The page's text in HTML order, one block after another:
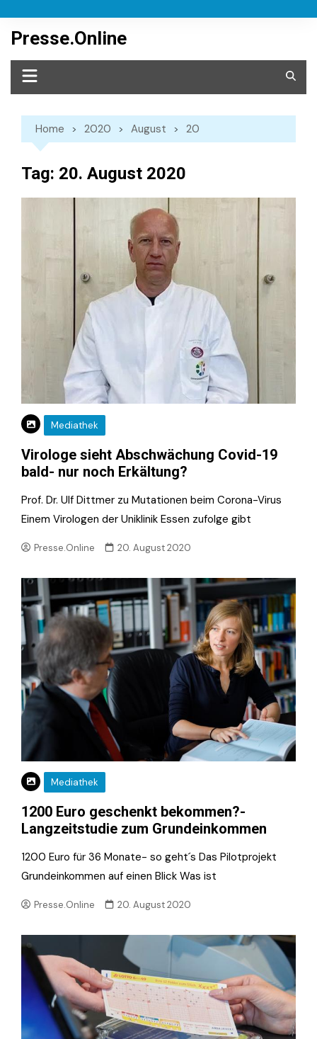
content
Presse.Online
Home 2020 August 20
Tag: 20. August 2020
Mediathek
Virologe sieht Abschwächung Covid-19
bald- nur noch Erkältung?
Prof. Dr. Ulf Dittmer zu Mutationen beim Corona-Virus
Einem Virologen der Uniklinik Essen zufolge gibt
Presse.Online 20. August 2020
Mediathek
1200 Euro geschenkt bekommen?-
Langzeitstudie zum Grundeinkommen
1200 Euro für 36 Monate- so geht´s Das Pilotprojekt
Grundeinkommen auf einen Blick Was ist
Presse.Online 20. August 2020